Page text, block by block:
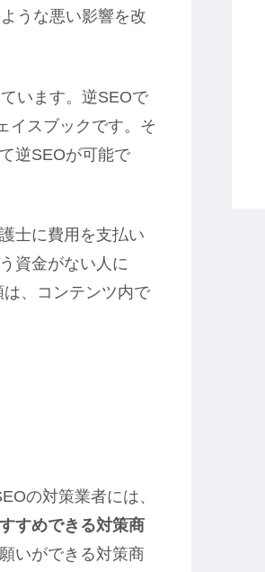
うな悪い影響を改
います。逆SEOで
イスブックです。そ
逆SEOが可能で
士に費用を支払い
資金がない人に
、コンテンツ内で
の対策業者には、
すめできる対策商
いができる対策商